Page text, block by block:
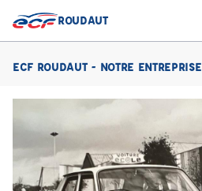
ROUDAUT
ECF ROUDAUT - NOTRE ENTREPRISE